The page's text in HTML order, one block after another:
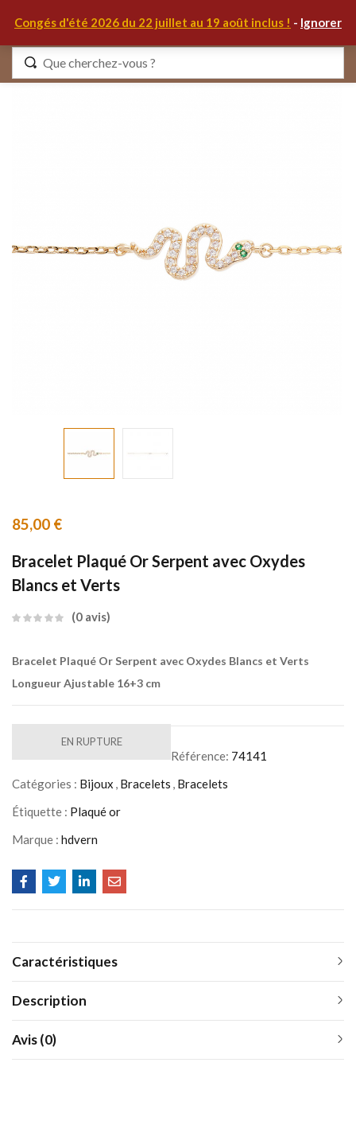
Congés d'été 2026 du 22 juillet au 19 août inclus ! - Ignorer
85,00 €
Bracelet Plaqué Or Serpent avec Oxydes
Blancs et Verts
0 avis
Bracelet Plaqué Or Serpent avec Oxydes Blancs et Verts
Longueur Ajustable 16+3 cm
EN RUPTURE
Référence: 74141
Catégories : Bijoux , Bracelets , Bracelets
Étiquette : Plaqué or
Marque : hdvern
Caractéristiques
Description
Avis (0)
Identifiez-vous
S'IDENTIFIER
MON COMPTE